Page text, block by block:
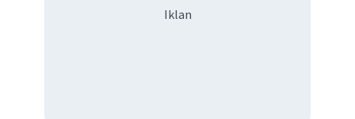
Iklan